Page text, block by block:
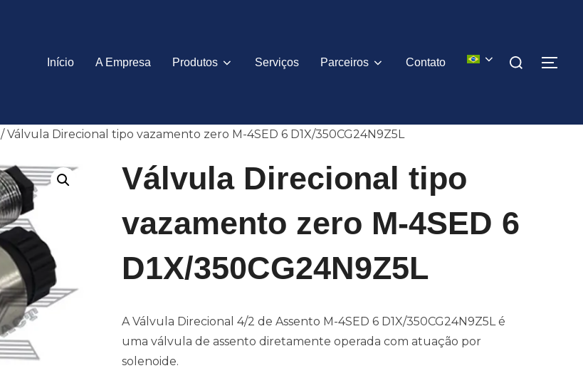
Início A Empresa Produtos Serviços Parceiros Contato
Pesquisar
por:
/ Válvula Direcional tipo vazamento zero M-4SED 6 D1X/350CG24N9Z5L
Válvula Direcional tipo
vazamento zero M-4SED 6
D1X/350CG24N9Z5L
A Válvula Direcional 4/2 de Assento M-4SED 6 D1X/350CG24N9Z5L é
uma válvula de assento diretamente operada com atuação por
solenoide.